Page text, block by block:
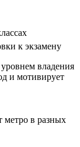
к экзамену
владения
и мотивирует
метро в разных